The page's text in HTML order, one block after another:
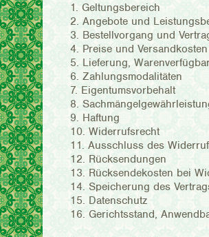
1. Geltungsbereich
2. Angebote und
3. Bestellvorgang und
4. Preise und Versandkosten
5. Lieferung,
6. Zahlungsmodalitäten
7. Eigentumsvorbehalt
8.
9. Haftung
10. Widerrufsrecht
11. Ausschluss des
12. Rücksendungen
13. Rücksendekosten bei
14. Speicherung des
15. Datenschutz
16. Gerichtsstand,